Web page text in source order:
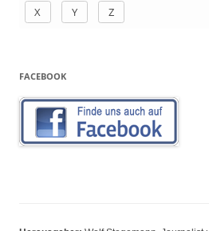
X Y Z
FACEBOOK